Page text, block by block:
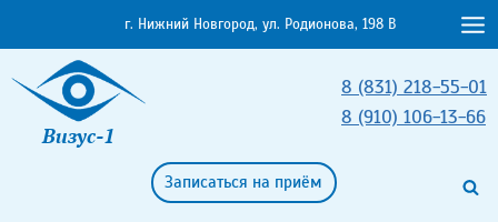
к
содержимому
г. Нижний Новгород, ул. Родионова, 198 В
Визус-1
8 (831) 218-55-01
8 (910) 106-13-66
Записаться на приём